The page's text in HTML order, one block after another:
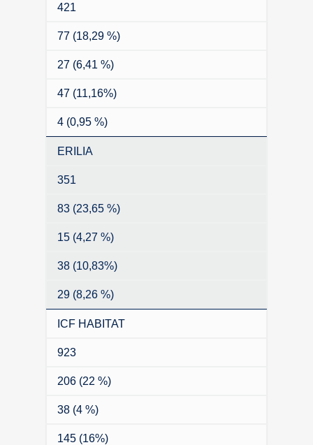
421
77 (18,29 %)
27 (6,41 %)
47 (11,16%)
4 (0,95 %)
ERILIA
351
83 (23,65 %)
15 (4,27 %)
38 (10,83%)
29 (8,26 %)
ICF HABITAT
923
206 (22 %)
38 (4 %)
145 (16%)